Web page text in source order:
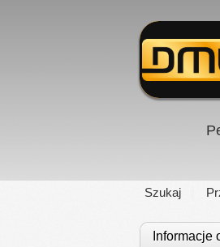
Szukaj
Informacje